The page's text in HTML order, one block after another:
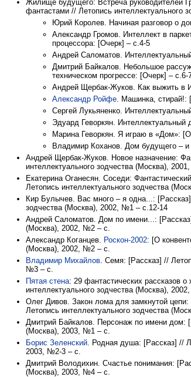
Жилище будущего: Встреча руководителей
фантастами // Летопись интеллектуального
Юрий Королев. Начиная разговор о
Александр Громов. Интеллект в
процессора: [Очерк] – с.4-5
Андрей Саломатов.
Дмитрий Байкалов. Небольшое
техническом прогрессе: [Очерк] – с.6-
Андрей Щербак-Жуков. Как выжить в
Александр Ройфе. Машинка, стирай!:
Сергей Лукьяненко.
Эдуард Геворкян.
Марина Геворкян. Я играю в «Дом»:
Владимир Коханов. Дом будущего –
Андрей Щербак-Жуков. Новое назначение:
интеллектуального зодчества (Москва),
Екатерина Оганесян. Соседи:
Летопись интеллектуального зодчества
Кир Булычев. Вас много – я одна...:
зодчества (Москва), 2002, №1 – с.12-14
Андрей Саломатов. Дом по имени...:
(Москва), 2002, №2 – с.
Александр Коганцев. Роскон-2002: [О
(Москва), 2002, №2 – с.
Владимир Михайлов. Семя: [Рассказ] //
№3 – с.
Пятая стена: 29 фантастических рассказов
интеллектуального зодчества (Москва),
Олег Дивов. Закон лома для замкнутой
Летопись интеллектуального зодчества
Дмитрий Байкалов. Персонаж по имени дом:
(Москва), 2003, №1 – с.
Борис Зеленский. Родная душа: [Рассказ] //
2003, №2-3 – с.
Дмитрий Володихин. Счастье понимания:
(Москва), 2003, №4 – с.